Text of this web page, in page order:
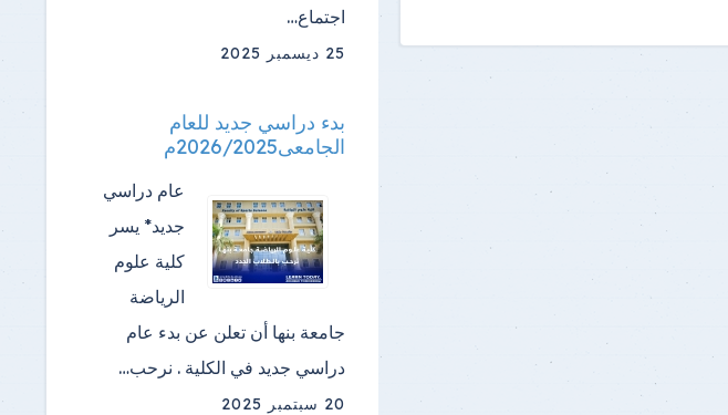
اجتماع…
25 ديسمبر 2025
بدء دراسي جديد للعام
الجامعى2026/2025م
عام دراسي
جديد* يسر
كلية علوم
الرياضة
جامعة بنها أن تعلن عن بدء عام
دراسي جديد في الكلية . نرحب…
20 سبتمبر 2025